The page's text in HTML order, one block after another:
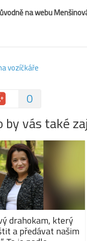
na webu
vozíčkáře
0
by vás také
drahokam, který
a předávat našim